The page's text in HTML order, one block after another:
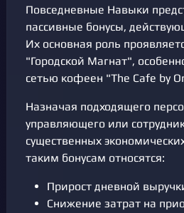
Повседневные Навыки
пассивные бонусы,
Их основная роль
"Городской Магнат",
сетью кофеен "The Cafe by
Назначая подходящего
управляющего или
существенных
таким бонусам относятся:
Прирост дневной
Снижение затрат на